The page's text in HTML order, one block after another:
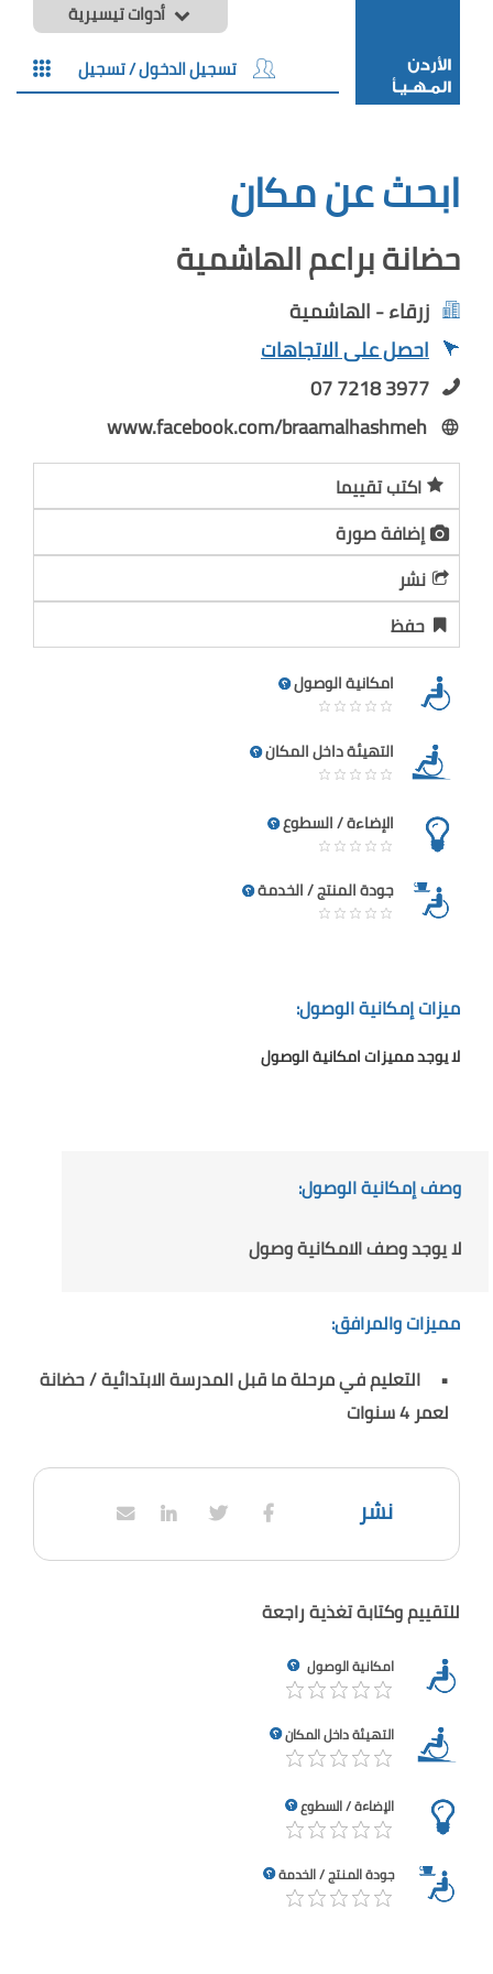
أدوات تيسيرية
تسجيل الدخول / تسجيل
ابحث عن مكان
حضانة براعم الهاشمية
زرقاء - الهاشمية
احصل على الاتجاهات
07 7218 3977
www.facebook.com/braamalhashmeh
اكتب تقييما
إضافة صورة
نشر
حفظ
امكانية الوصول
التهيئة داخل المكان
الإضاءة / السطوع
جودة المنتج / الخدمة
ميزات إمكانية الوصول:
لا يوجد مميزات امكانية الوصول
وصف إمكانية الوصول:
لا يوجد وصف الامكانية وصول
مميزات والمرافق:
التعليم في مرحلة ما قبل المدرسة الابتدائية / حضانة
لعمر 4 سنوات
نشر
للتقييم وكتابة تغذية راجعة
امكانية الوصول
التهيئة داخل المكان
الإضاءة / السطوع
جودة المنتج / الخدمة